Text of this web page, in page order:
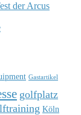
der Arcus
Gastartikel
golfplatz
Köln